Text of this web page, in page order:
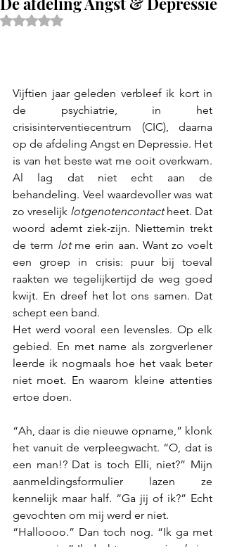
Beoordeeld met NaN uit 5 sterren.
Vijftien jaar geleden verbleef ik kort in
de psychiatrie, in het
crisisinterventiecentrum (CIC), daarna
op de afdeling Angst en Depressie. Het
is van het beste wat me ooit overkwam.
Al lag dat niet echt aan de
behandeling. Veel waardevoller was wat
zo vreselijk lotgenotencontact heet. Dat
woord ademt ziek-zijn. Niettemin trekt
de term lot me erin aan. Want zo voelt
een groep in crisis: puur bij toeval
raakten we tegelijkertijd de weg goed
kwijt. En dreef het lot ons samen. Dat
schept een band.
Het werd vooral een levensles. Op elk
gebied. En met name als zorgverlener
leerde ik nogmaals hoe het vaak beter
niet moet. En waarom kleine attenties
ertoe doen.
“Ah, daar is die nieuwe opname,” klonk
het vanuit de verpleegwacht. “O, dat is
een man!? Dat is toch Elli, niet?” Mijn
aanmeldingsformulier lazen ze
kennelijk maar half. “Ga jij of ik?” Echt
gevochten om mij werd er niet.
“Halloooo.” Dan toch nog. “Ik ga met